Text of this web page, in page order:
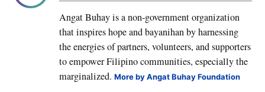
Angat Buhay is a non-government organization
that inspires hope and bayanihan by harnessing
the energies of partners, volunteers, and supporters
to empower Filipino communities, especially the
marginalized.More by Angat Buhay Foundation